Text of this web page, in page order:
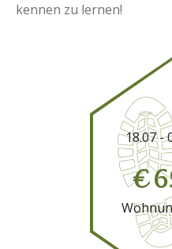
kennen zu lernen!
18.07 -
€